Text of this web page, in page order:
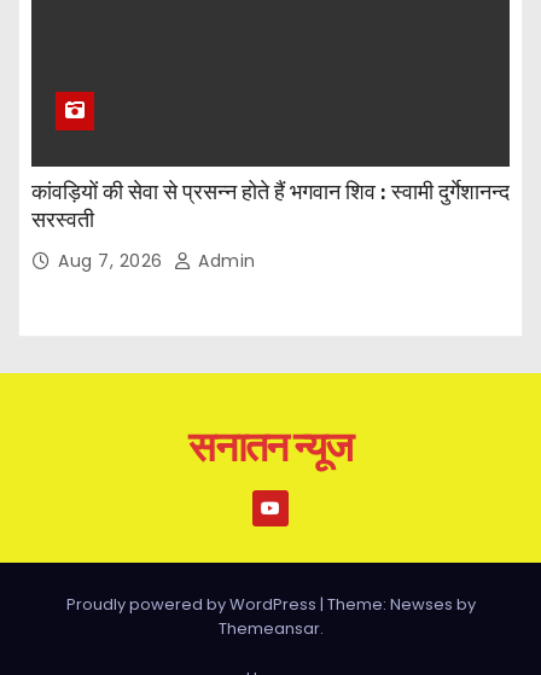
कांवड़ियों की सेवा से प्रसन्न होते हैं भगवान शिव : स्वामी दुर्गेशानन्द
सरस्वती
Aug 7, 2026 Admin
सनातन न्यूज
Proudly powered by WordPress | Theme: Newses by
Themeansar.